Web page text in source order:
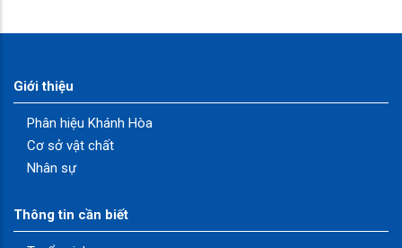
Giới thiệu
Phân hiệu Khánh Hòa
Cơ sở vật chất
Nhân sự
Thông tin cần biết